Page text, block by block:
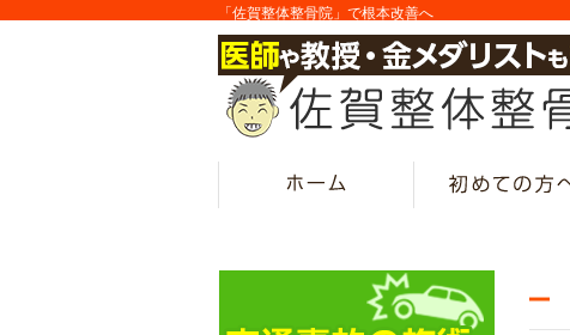
「佐賀整体整骨院」で根本改善へ